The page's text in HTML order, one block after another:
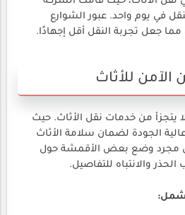
في يوم واحد. عبور الشوارع
مما جعل تجربة النقل أقل إجهادًا.
الآمن للأثاث
يتجزأ من خدمات نقل الأثاث. حيث
الجودة لضمان سلامة الأثاث
مجرد وضع بعض الأقمشة حول
والانتباه للتفاصيل.